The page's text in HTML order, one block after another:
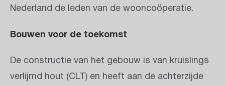
Nederland de leden van de wooncoöperatie.
Bouwen voor de toekomst
De constructie van het gebouw is van kruislings
verlijmd hout (CLT) en heeft aan de achterzijde